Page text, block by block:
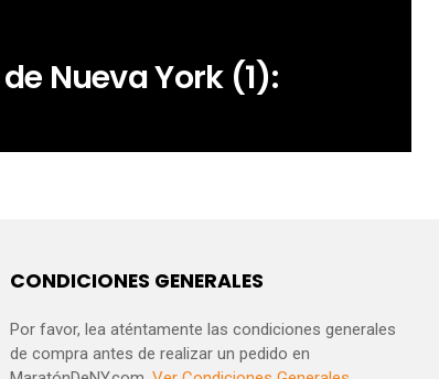
Nueva York (1):
CONDICIONES GENERALES
Por favor, lea aténtamente las condiciones generales
de compra antes de realizar un pedido en